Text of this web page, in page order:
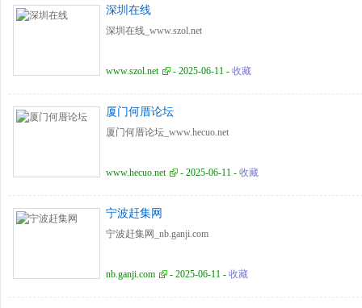
深圳在线
深圳在线_www.szol.net
www.szol.net - 2025-06-11 - 收藏
厦门何厝论坛
厦门何厝论坛_www.hecuo.net
www.hecuo.net - 2025-06-11 - 收藏
宁波赶集网
宁波赶集网_nb.ganji.com
nb.ganji.com - 2025-06-11 - 收藏